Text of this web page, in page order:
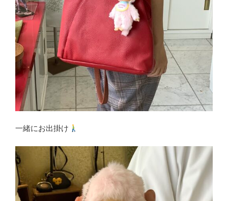
一緒にお出掛け